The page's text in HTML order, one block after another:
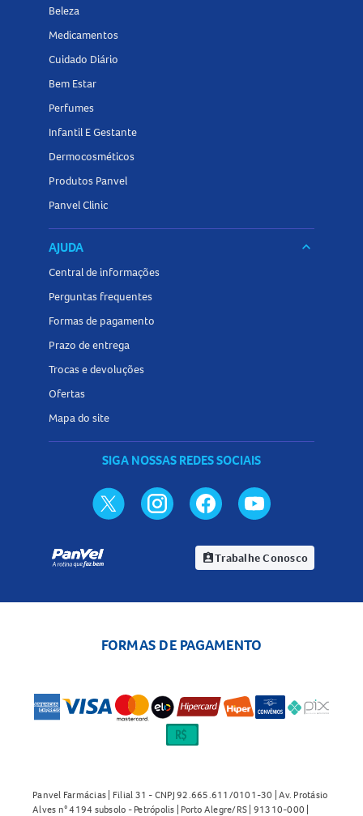
Beleza
Medicamentos
Cuidado Diário
Bem Estar
Perfumes
Infantil E Gestante
Dermocosméticos
Produtos Panvel
Panvel Clinic
AJUDA keyboard_arrow_down
Central de informações
Perguntas frequentes
Formas de pagamento
Prazo de entrega
Trocas e devoluções
Ofertas
Mapa do site
SIGA NOSSAS REDES SOCIAIS
assignment_indTrabalhe Conosco
FORMAS DE PAGAMENTO
Panvel Farmácias | Filial 31 - CNPJ 92.665.611/0101-30 | Av. Protásio
Alves n° 4194 subsolo - Petrópolis | Porto Alegre/RS | 91310-000 |